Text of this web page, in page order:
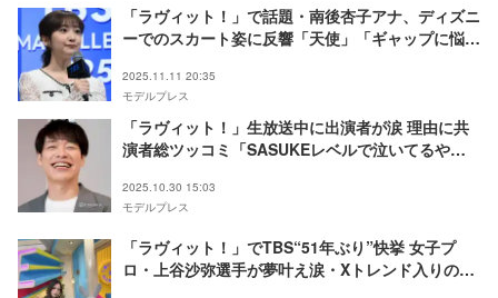
「ラヴィット！」で話題・南後杏子アナ、ディズニ
ーでのスカート姿に反響「天使」「ギャップに悩
2025.11.11 20:35
モデルプレス
「ラヴィット！」生放送中に出演者が涙 理由に共
演者総ツッコミ「SASUKEレベルで泣いてるや
2025.10.30 15:03
モデルプレス
「ラヴィット！」でTBS“51年ぶり”快挙 女子プ
ロ・上谷沙弥選手が夢叶え涙・Xトレンド入りの反